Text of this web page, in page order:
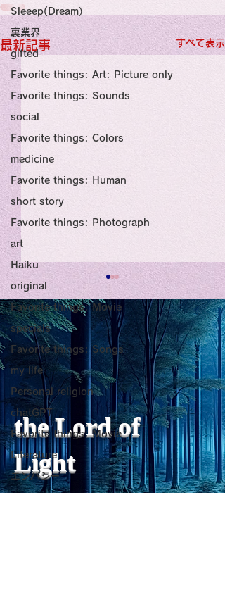
Sleeep(Dream）
裏業界
gifted
Favorite things: Art: Picture only
Favorite things: Sounds
social
Favorite things: Colors
medicine
Favorite things: Human
short story
Favorite things: Photograph
art
Haiku
original
Favorite things: Movie
specials
Favorite things: Songs
my life
Personal religion
chatGPT
Favorite things: Movie
Literature
エンパシー
最新記事 すべて表示
Title: Death Affirmation
as a Generator of
Mental Vitality
AbstractThis paper argues
that “death affirmation” is
fundamentally different
from the classical
psychological concept of
“death acceptance.”
Death acceptance tends
to function as an entropic
leveling
the Lord of
Light